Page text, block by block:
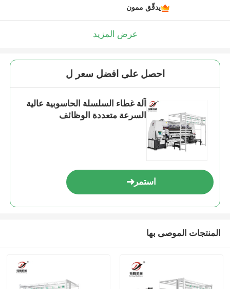
يدقّق ممون
عرض المزيد
احصل على افضل سعر ل
آلة غطاء السلسلة الحاسوبية عالية
السرعة متعددة الوظائف
استمر
المنتجات الموصى بها